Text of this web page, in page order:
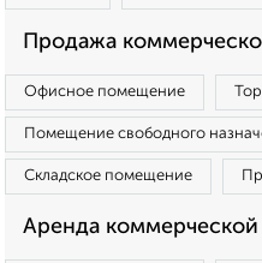
Продажа
Офисное помещение
Помещение свободного
Складское помещение
Аренда